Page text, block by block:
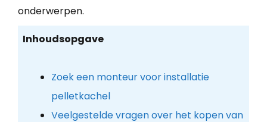
onderwerpen.
Inhoudsopgave
Zoek een monteur voor installatie
pelletkachel
Veelgestelde vragen over het kopen van